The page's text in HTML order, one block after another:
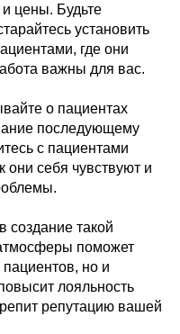
цены. Будьте
установить
где они
важны для вас.
о пациентах
последующему
с пациентами
они себя чувствуют и
создание такой
поможет
но и
лояльность
репутацию вашей